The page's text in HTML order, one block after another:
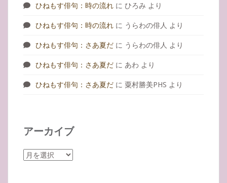
ひねもす俳句：時の流れ に ひろみ より
ひねもす俳句：時の流れ に うらわの俳人 より
ひねもす俳句：さあ夏だ に うらわの俳人 より
ひねもす俳句：さあ夏だ に あわ より
ひねもす俳句：さあ夏だ に 粟村勝美PHS より
アーカイブ
ア